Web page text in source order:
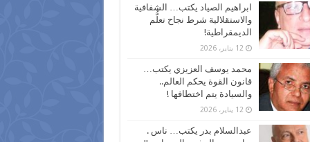
ابراهيم الصياد يكتب… الشفافية
والاستقلالية شرط نجاح تعلُّم
الديمقراطية!
12 يناير، 2026
محمد يوسف العزيزي يكتب…
قانون القوة يحكم العالم..
والسيادة يتم اختطافها !
12 يناير، 2026
عبدالسلام بدر يكتب… ناس .